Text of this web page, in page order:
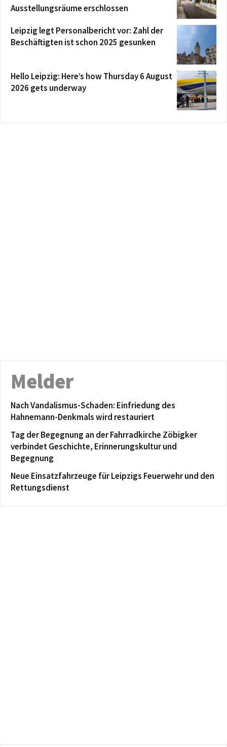
Ausstellungsräume erschlossen
Leipzig legt Personalbericht vor: Zahl der
Beschäftigten ist schon 2025 gesunken
Hello Leipzig: Here’s how Thursday 6 August
2026 gets underway
Melder
Nach Vandalismus-Schaden: Einfriedung des
Hahnemann-Denkmals wird restauriert
Tag der Begegnung an der Fahrradkirche Zöbigker
verbindet Geschichte, Erinnerungskultur und
Begegnung
Neue Einsatzfahrzeuge für Leipzigs Feuerwehr und den
Rettungsdienst